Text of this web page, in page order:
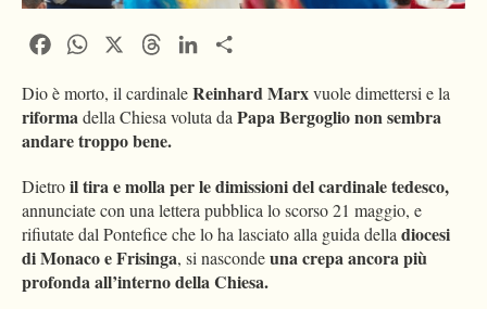
FacebookWhatsApp ThreadsLinkedIn
Dio è morto, il cardinaleReinhard Marxvuole dimettersi e la
riformadella Chiesa voluta daPapa Bergoglio non sembra
andare troppo bene.
Dietroil tira e molla per le dimissioni del cardinale tedesco,
annunciate con una lettera pubblica lo scorso 21 maggio, e
rifiutate dal Pontefice che lo ha lasciato alla guida delladiocesi
di Monaco e Frisinga, si nascondeuna crepa ancora più
profonda all’interno della Chiesa.